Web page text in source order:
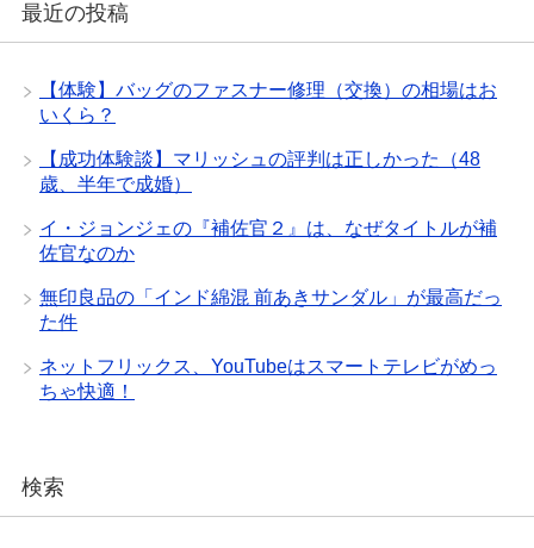
最近の投稿
【体験】バッグのファスナー修理（交換）の相場はお
いくら？
【成功体験談】マリッシュの評判は正しかった（48
歳、半年で成婚）
イ・ジョンジェの『補佐官２』は、なぜタイトルが補
佐官なのか
無印良品の「インド綿混 前あきサンダル」が最高だっ
た件
ネットフリックス、YouTubeはスマートテレビがめっ
ちゃ快適！
検索